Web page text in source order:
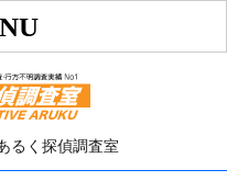
るく探偵調査室